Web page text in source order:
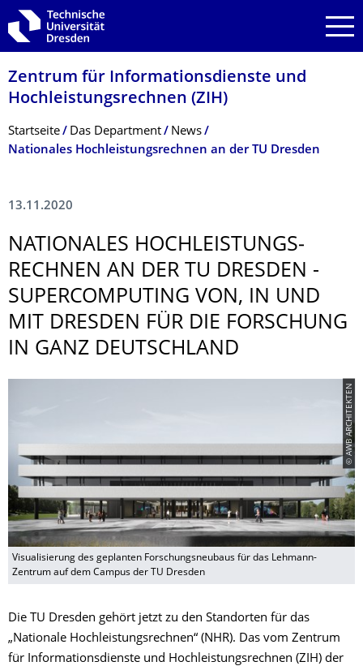
Zur Hauptnavigation springen
Zur Suche springen
Zum Inhalt springen
Zentrum für Informations­dienste und
Hochleistungs­rechnen (ZIH)
Breadcrumb-Menü
Startseite Das Department
News
Nationales Hochleistungsrechnen an der TU Dresden
13.11.2020
NATIONALES HOCHLEISTUNGS­
RECHNEN AN DER TU DRESDEN -
SUPERCOMPUTING VON, IN UND
MIT DRESDEN FÜR DIE FORSCHUNG
IN GANZ DEUTSCHLAND
© AWB ARCHITEKTEN
Visualisierung des geplanten Forschungsneubaus für das Lehmann-
Zentrum auf dem Campus der TU Dresden
Die TU Dresden gehört jetzt zu den Standorten für das
„Nationale Hochleistungsrechnen“ (NHR). Das vom Zentrum
für Informationsdienste und Hochleistungsrechnen (ZIH) der